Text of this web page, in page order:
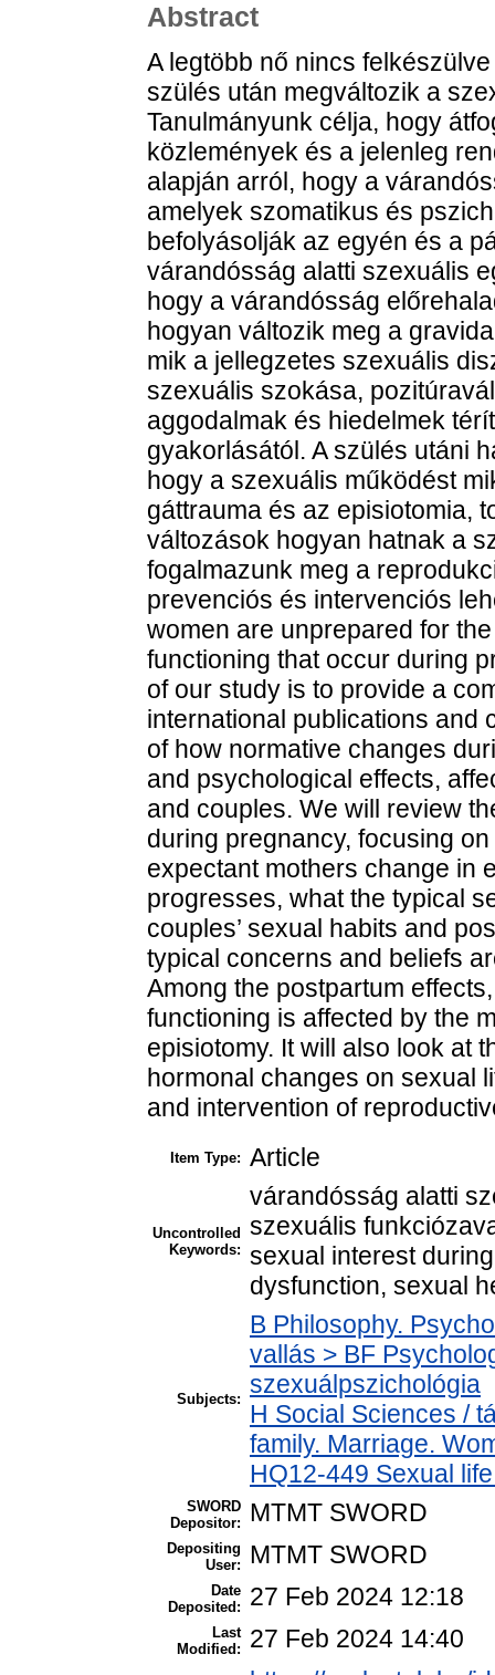
Abstract
A legtöbb nő nincs
szülés után megváltozik a
Tanulmányunk célja, hogy
közlemények és a jelenleg
alapján arról, hogy a
amelyek szomatikus és
befolyásolják az egyén és a
várandósság alatti szexuális
hogy a várandósság
hogyan változik meg a
mik a jellegzetes szexuális
szexuális szokása,
aggodalmak és hiedelmek
gyakorlásától. A szülés utáni
hogy a szexuális működést
gáttrauma és az episiotomia,
változások hogyan hatnak a
fogalmazunk meg a
prevenciós és intervenciós
women are unprepared for
functioning that occur during
of our study is to provide a
international publications and
of how normative changes
and psychological effects,
and couples. We will review
during pregnancy, focusing
expectant mothers change in
progresses, what the typical
couples’ sexual habits and
typical concerns and beliefs
Among the postpartum
functioning is affected by the
episiotomy. It will also look at
hormonal changes on sexual
and intervention of
Item Type: Article
Uncontrolled
Keywords:
várandósság alatti
szexuális
sexual interest
dysfunction, sexual
Subjects:
B Philosophy.
vallás > BF
szexuálpszichológia
H Social Sciences /
family. Marriage.
HQ12-449 Sexual
SWORD
Depositor:
MTMT SWORD
Depositing
User:
MTMT SWORD
Date
Deposited:
27 Feb 2024 12:18
Last
Modified:
27 Feb 2024 14:40